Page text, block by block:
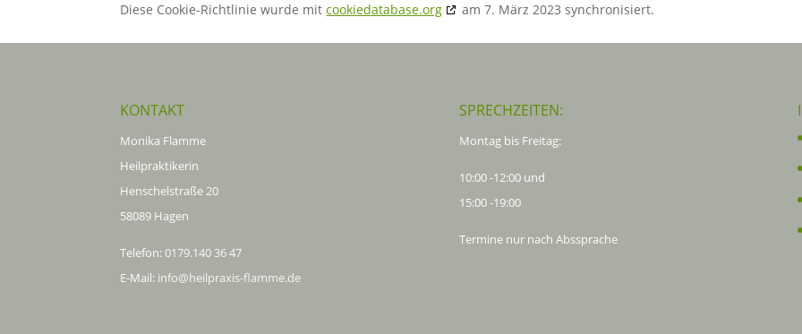
Diese Cookie-Richtlinie wurde mitcookiedatabase.org am 7. März 2023 synchronisiert.
KONTAKT
Monika Flamme
Heilpraktikerin
Henschelstraße 20
58089 Hagen
Telefon:0179.140 36 47
E-Mail: info@heilpraxis-flamme.de
SPRECHZEITEN:
Montag bis Freitag:
10:00 -12:00 und
15:00 -19:00
Termine nur nach Abssprache